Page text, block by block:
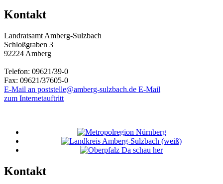
Kontakt
Landratsamt Amberg-Sulzbach
Schloßgraben 3
92224 Amberg
Telefon: 09621/39-0
Fax: 09621/37605-0
E-Mail an poststelle@amberg-sulzbach.de E-Mail
zum Internetauftritt
Kontakt